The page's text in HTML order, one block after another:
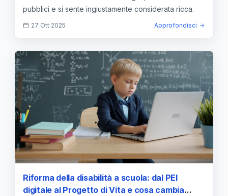
pubblici e si sente ingiustamente considerata ricca.
27 Ott 2025 Approfondisci
Riforma della disabilità a scuola: dal PEI
digitale al Progetto di Vita e cosa cambia